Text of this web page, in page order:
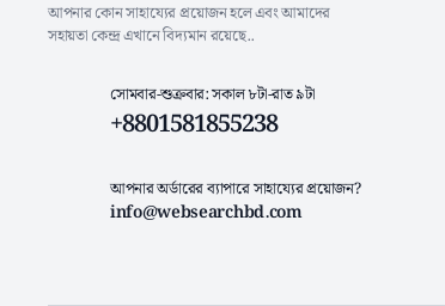
আপনার কোন সাহায্যের প্রয়োজন হলে এবং আমাদের
সহায়তা কেন্দ্র এখানে বিদ্যমান রয়েছে..
সোমবার-শুক্রবার: সকাল ৮টা-রাত ৯টা
+8801581855238
আপনার অর্ডারের ব্যাপারে সাহায্যের প্রয়োজন?
info@websearchbd.com